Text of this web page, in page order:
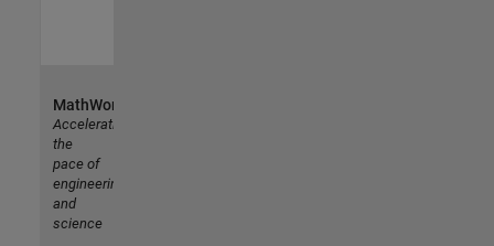
MathWorks
Accelerating
the
pace of
engineering
and
science